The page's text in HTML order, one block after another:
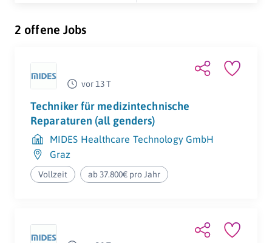
2 offene Jobs
vor 13 T
Techniker für medizintechnische
Reparaturen (all genders)
MIDES Healthcare Technology GmbH
Graz
Vollzeit ab 37.800€ pro Jahr